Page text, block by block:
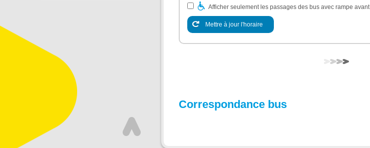
Afficher seulement les passages des bus avec rampe avant
Mettre à jour l'horaire
Correspondance bus